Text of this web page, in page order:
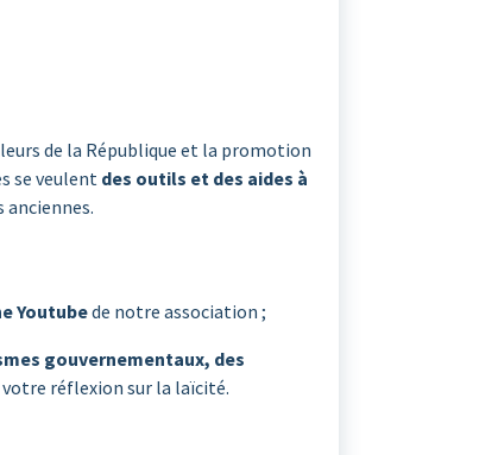
de la République et la promotion
se veulentdes outils et des aides à
Youtubede notre association ;
gouvernementaux, des
réflexion sur la laïcité.